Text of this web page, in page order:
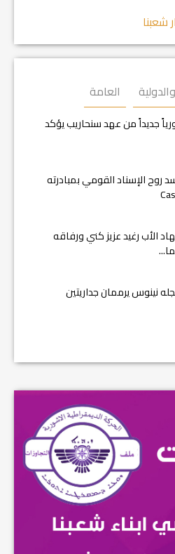
شعبنا
العامة
جديداً من عهد سنحاريب يؤكد
روح الإسناد القومي بمبادرته
19 لاستشهاد الأب رغيد عزيز كني ورفاقه
نينوس يرممان جداريتين